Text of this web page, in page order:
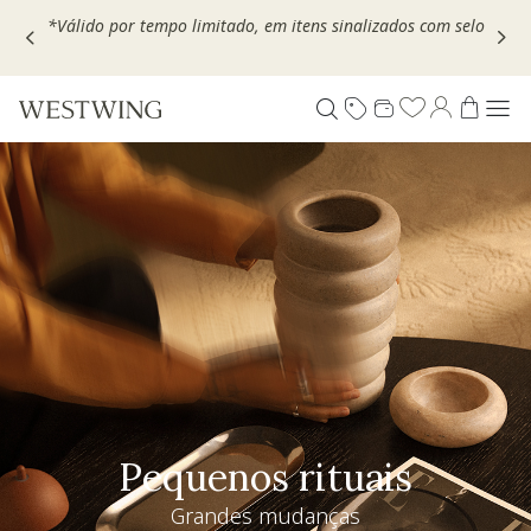
Escolha seu VOUCHER e ganhe até 30% OFF*: useMOVEL30,
Pequenos rituais
Grandes mudanças